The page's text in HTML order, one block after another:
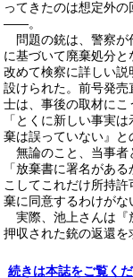
ってきたのは想定外の
――。
問題の銃は、警察が
に基づいて廃棄処分
改めて検察に詳しい
設けられた。前号発
士は、事後の取材にこ
「とくに新しい事実
棄は誤っていない』と
無論のこと、当事者
「放棄書に署名があ
こしてこれだけ所持
棄に同意するわけがな
実際、池上さんは『
押収された銃の返還を
続きは本誌をご覧くだ